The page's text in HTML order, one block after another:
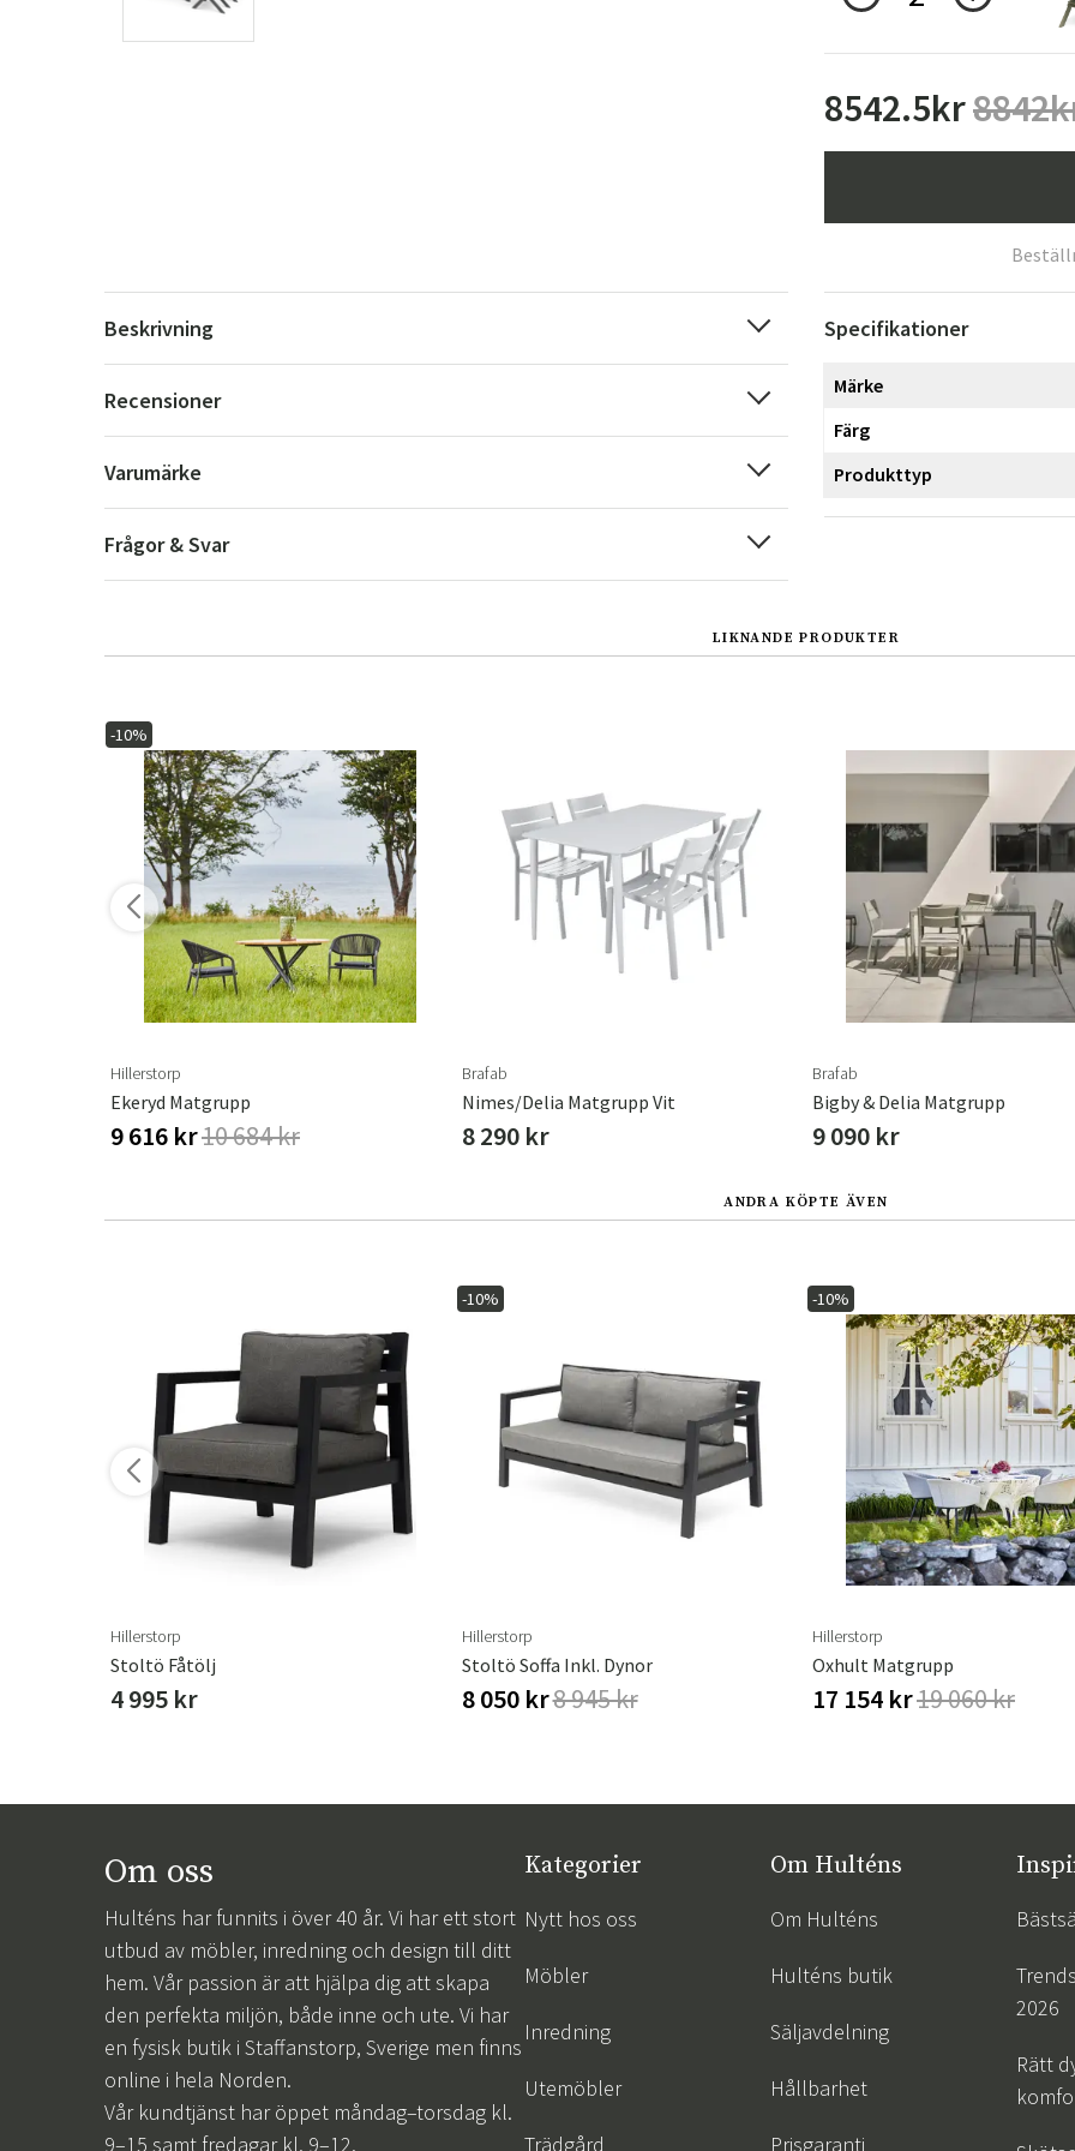
Sverige
Danmark
Norge
Suomi
8542.5kr8842
Beskrivning
Recensioner
Varumärke
Frågor & Svar
Specifikationer
Märke
Färg
Produkttyp
LIKNANDE PRODUKTER
-10%
Hillerstorp
Ekeryd Matgrupp
9 616 kr10 684 kr
Brafab
Nimes/Delia Matgrupp Vit
8 290 kr
Brafab
Bigby & Delia Matgrupp
9 090 kr
ANDRA KÖPTE ÄVEN
Hillerstorp
Stoltö Fåtölj
4 995 kr
-10%
Hillerstorp
Stoltö Soffa Inkl. Dynor
8 050 kr8 945 kr
-10%
Hillerstorp
Oxhult Matgrupp
17 154 kr19 060 kr
Om oss
Hulténs har funnits i över 40 år. Vi har ett stort
utbud av möbler, inredning och design till ditt
hem. Vår passion är att hjälpa dig att skapa
den perfekta miljön, både inne och ute. Vi har
en fysisk butik i Staffanstorp, Sverige men finns
online i hela Norden.
Vår kundtjänst har öppet måndag–torsdag kl.
9–15 samt fredagar kl. 9–12.
Kategorier
Nytt hos oss
Möbler
Inredning
Utemöbler
Trädgård
Om Hulténs
Om Hulténs
Hulténs butik
Säljavdelning
Hållbarhet
Prisgaranti
2026
Rätt